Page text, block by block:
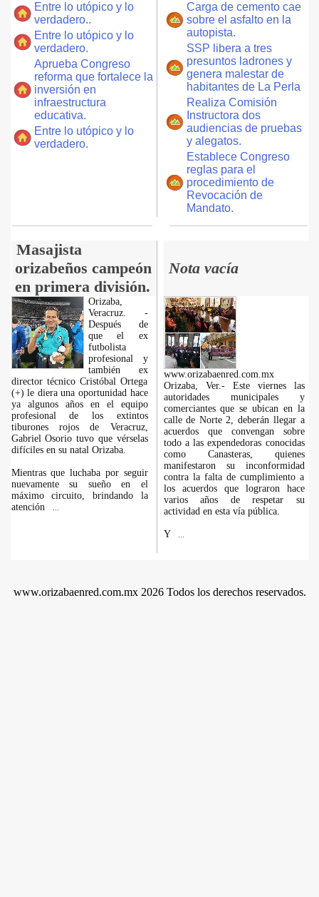
Entre lo utópico y lo
verdadero..
Entre lo utópico y lo
verdadero.
Aprueba Congreso
reforma que fortalece la
inversión en
infraestructura
educativa.
Entre lo utópico y lo
verdadero.
Carga de cemento cae
sobre el asfalto en la
autopista.
SSP libera a tres
presuntos ladrones y
genera malestar de
habitantes de La Perla
Realiza Comisión
Instructora dos
audiencias de pruebas
y alegatos.
Establece Congreso
reglas para el
procedimiento de
Revocación de
Mandato.
Masajista
orizabeños campeón
en primera división.
Nota vacía
Orizaba,
Veracruz. -
Después de
que el ex
futbolista
profesional y
también ex
director técnico Cristóbal Ortega
(+) le diera una oportunidad hace
ya algunos años en el equipo
profesional de los extintos
tiburones rojos de Veracruz,
Gabriel Osorio tuvo que vérselas
difíciles en su natal Orizaba.
Mientras que luchaba por seguir
nuevamente su sueño en el
máximo circuito, brindando la
atención
www.orizabaenred.com.mx
Orizaba, Ver.- Este viernes las
autoridades municipales y
comerciantes que se ubican en la
calle de Norte 2, deberán llegar a
acuerdos que convengan sobre
todo a las expendedoras conocidas
como Canasteras, quienes
manifestaron su inconformidad
contra la falta de cumplimiento a
los acuerdos que lograron hace
varios años de respetar su
actividad en esta vía pública.
Y
www.orizabaenred.com.mx 2026 Todos los derechos reservados.